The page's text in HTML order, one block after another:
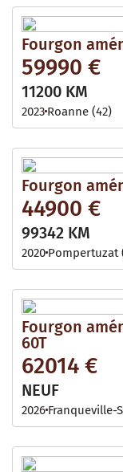
Fourgon
59990 €
11200 KM
2023 Roanne (42)
Fourgon
44900 €
99342 KM
2020 Pompertuzat
Fourgon
60T
62014 €
NEUF
2026 Franqueville-